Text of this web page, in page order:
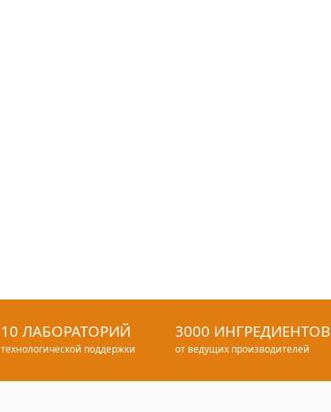
10 ЛАБОРАТОРИЙ
технологической поддержки
3000 ИНГРЕДИЕНТОВ
от ведущих производителей